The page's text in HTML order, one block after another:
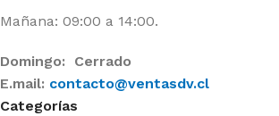
Mañana: 09:00 a 14:00.
Domingo: Cerrado
E.mail: contacto@ventasdv.cl
Categorías